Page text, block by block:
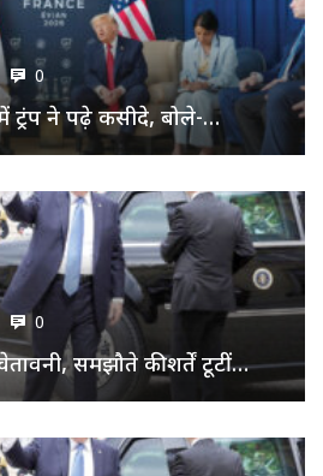
0
में ट्रंप ने पढ़े कसीदे, बोले-…
0
समझौते की शर्तें टूटीं…